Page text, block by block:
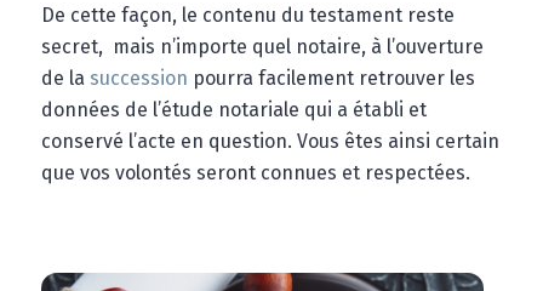
De cette façon, le contenu du testament reste
secret, mais n’importe quel notaire, à l’ouverture
de la succession pourra facilement retrouver les
données de l’étude notariale qui a établi et
conservé l’acte en question. Vous êtes ainsi certain
que vos volontés seront connues et respectées.